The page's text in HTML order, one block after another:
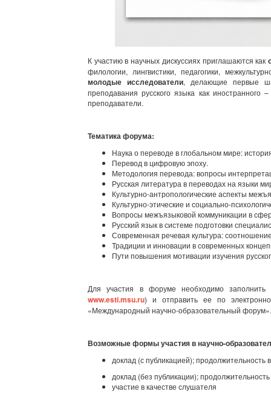
К участию в научных дискуссиях приглашаются как
филологии, лингвистики, педагогики,
молодые исследователи, делающие первые
преподавания русского языка как
преподаватели.
Тематика форума:
Наука о переводе в глобальном мире:
Перевод в цифровую эпоху.
Методология перевода: вопросы
Русская литература в переводах на языки
Культурно-антропологические аспекты
Культурно-этические и социально-
Вопросы межъязыковой коммуникации в
Русский язык в системе подготовки
Современная речевая культура:
Традиции и инновации в современных
Пути повышения мотивации изучения
Для участия в форуме необходимо заполнить
www.esti.msu.ru) и отправить ее по
«Международный научно-образовательный форум».
Возможные формы участия в научно-
доклад (с публикацией); продолжительность
доклад (без публикации);
участие в качестве слушателя